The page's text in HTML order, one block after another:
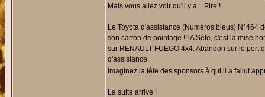
Mais vous allez voir qu'il y a... Pire !
Le Toyota d'assistance (Numéros bleus) N°464
son carton de pointage !!! A Sète, c'est la mise
sur RENAULT FUEGO 4x4. Abandon sur le
d'assistance.
Imaginez la tête des sponsors à qui il a fallut
La suite arrive !